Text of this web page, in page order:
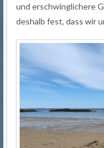
und erschwinglichere
deshalb fest, dass wir